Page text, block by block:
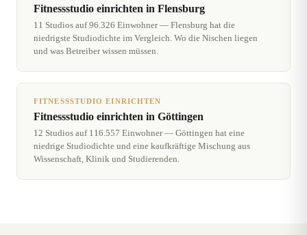
Fitnessstudio einrichten in Flensburg
11 Studios auf 96.326 Einwohner — Flensburg hat die
niedrigste Studiodichte im Vergleich. Wo die Nischen liegen
und was Betreiber wissen müssen.
FITNESSSTUDIO EINRICHTEN
Fitnessstudio einrichten in Göttingen
12 Studios auf 116.557 Einwohner — Göttingen hat eine
niedrige Studiodichte und eine kaufkräftige Mischung aus
Wissenschaft, Klinik und Studierenden.